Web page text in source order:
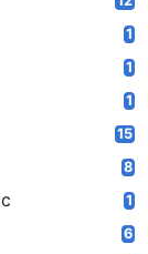
1
1
1
15
8
1
6